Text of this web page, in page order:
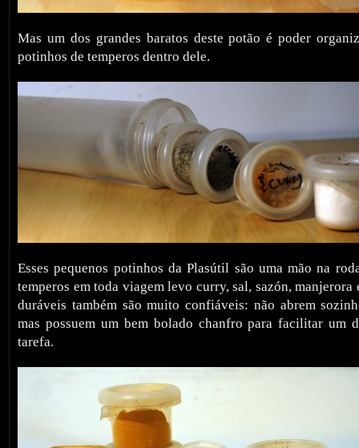
Mas um dos grandes baratos deste potão é poder
potinhos de temperos dentro dele.
Esses pequenos potinhos da Plasútil são uma mão na
temperos em toda viagem levo curry, sal, sazón, manjerora
duráveis também são muito confiáveis: não abrem
mas possuem um bem bolado chanfro para facilitar um
tarefa.